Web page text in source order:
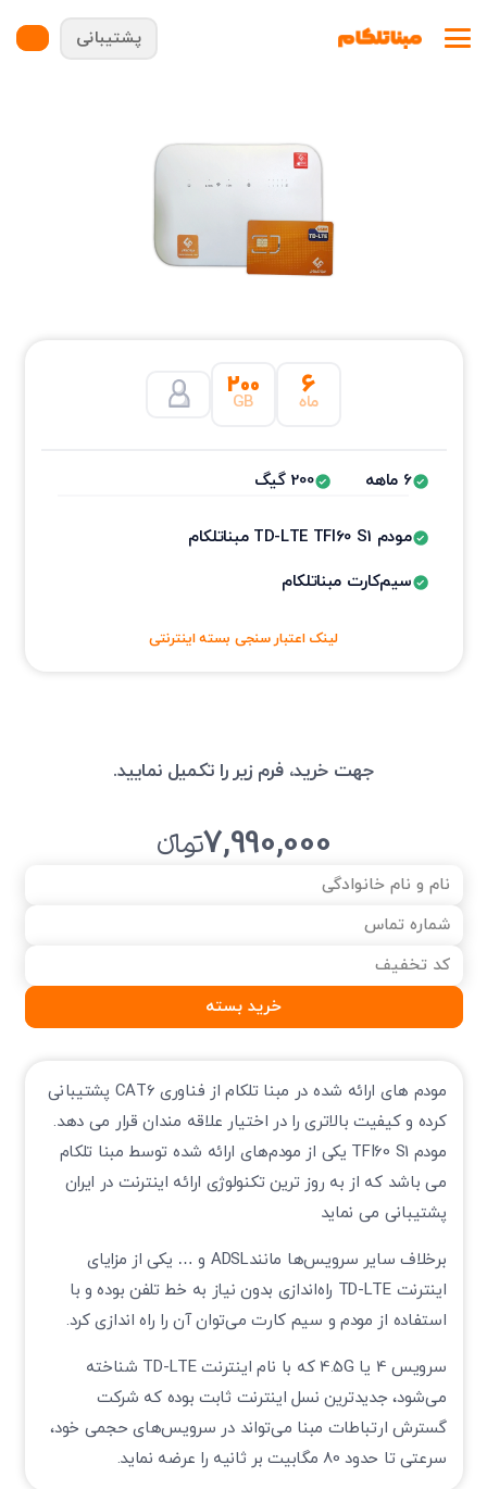
پشتیبانی
۶
ماه ۲۰۰
GB
6 ماهه 200 گیگ
مودم TD-LTE TFI60 S1 مبناتلکام
سیم‌کارت مبناتلکام
لینک اعتبار سنجی بسته اینترنتی
جهت خرید، فرم زیر را تکمیل نمایید.
7,990,000تومانءء
خرید بسته
مودم های ارائه شده در مبنا تلکام از فناوری CAT6 پشتیبانی
کرده و کیفیت بالاتری را در اختیار علاقه مندان قرار می دهد.
مودم TFI60 S1 یکی از مودم‌های ارائه شده توسط مبنا تلکام
می باشد که از به روز ترین تکنولوژی ارائه اینترنت در ایران
پشتیبانی می نماید
برخلاف سایر سرویس‌ها مانندADSL و … یکی از مزایای
اینترنت TD-LTE راه‌اندازی بدون نیاز به خط تلفن بوده و با
استفاده از مودم و سیم کارت می‌توان آن را راه اندازی کرد.
سرویس 4 یا 4.5G که با نام اینترنت TD-LTE شناخته
می‌شود، جدیدترین نسل اینترنت ثابت بوده که شرکت
گسترش ارتباطات مبنا می‌تواند در سرویس‌های حجمی خود،
سرعتی تا حدود 80 مگابیت بر ثانیه را عرضه نماید.
تایید کد